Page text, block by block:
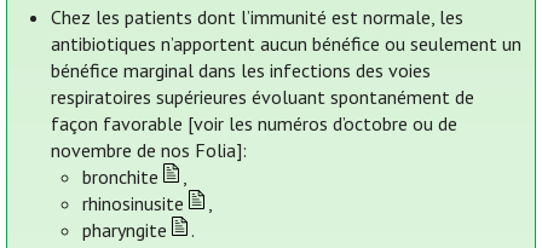
Chez les patients dont l’immunité est normale, les
antibiotiques n’apportent aucun bénéfice ou seulement un
bénéfice marginal dans les infections des voies
respiratoires supérieures évoluant spontanément de
façon favorable [voir les numéros d’octobre ou de
novembre de nos Folia]:
bronchite
,
rhinosinusite
,
pharyngite
.